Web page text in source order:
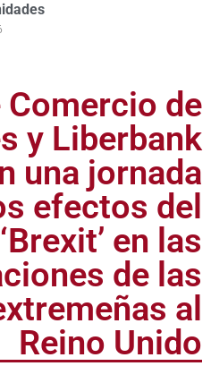
alta participación de
en la primera edición del
Comercio de
y Liberbank
una jornada
efectos del
‘Brexit’ en las
de las
al
Reino Unido